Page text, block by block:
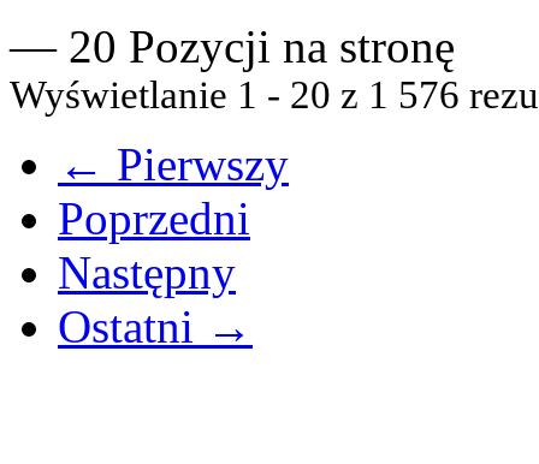
— 20 Pozycji na stronę
Wyświetlanie 1 - 20 z 1 576
← Pierwszy
Poprzedni
Następny
Ostatni →